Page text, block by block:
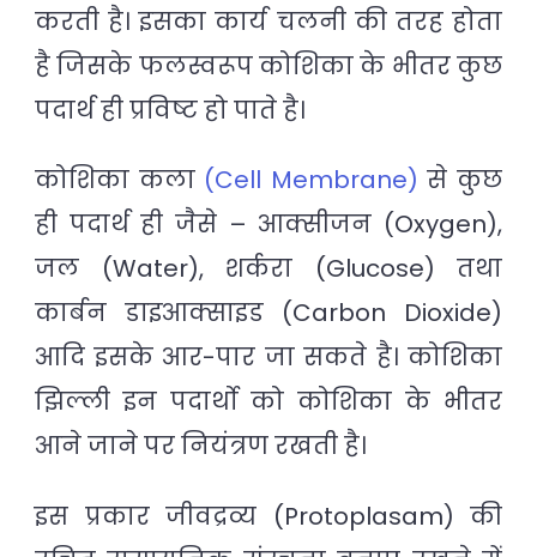
करती है। इसका कार्य चलनी की तरह होता
है जिसके फलस्वरूप कोशिका के भीतर कुछ
पदार्थ ही प्रविष्ट हो पाते है।
कोशिका कला (Cell Membrane) से कुछ
ही पदार्थ ही जैसे – आक्सीजन (Oxygen),
जल (Water), शर्करा (Glucose) तथा
कार्बन डाइआक्साइड (Carbon Dioxide)
आदि इसके आर-पार जा सकते है। कोशिका
झिल्ली इन पदार्थो को कोशिका के भीतर
आने जाने पर नियंत्रण रखती है।
इस प्रकार जीवद्रव्य (Protoplasam) की